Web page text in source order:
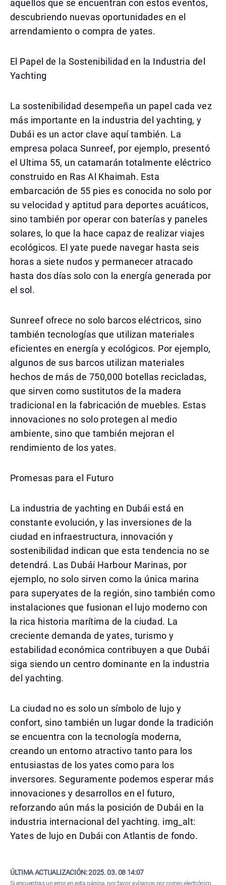
aquellos que se encuentran con estos eventos,
descubriendo nuevas oportunidades en el
arrendamiento o compra de yates.
El Papel de la Sostenibilidad en la Industria del
Yachting
La sostenibilidad desempeña un papel cada vez
más importante en la industria del yachting, y
Dubái es un actor clave aquí también. La
empresa polaca Sunreef, por ejemplo, presentó
el Ultima 55, un catamarán totalmente eléctrico
construido en Ras Al Khaimah. Esta
embarcación de 55 pies es conocida no solo por
su velocidad y aptitud para deportes acuáticos,
sino también por operar con baterías y paneles
solares, lo que la hace capaz de realizar viajes
ecológicos. El yate puede navegar hasta seis
horas a siete nudos y permanecer atracado
hasta dos días solo con la energía generada por
el sol.
Sunreef ofrece no solo barcos eléctricos, sino
también tecnologías que utilizan materiales
eficientes en energía y ecológicos. Por ejemplo,
algunos de sus barcos utilizan materiales
hechos de más de 750,000 botellas recicladas,
que sirven como sustitutos de la madera
tradicional en la fabricación de muebles. Estas
innovaciones no solo protegen al medio
ambiente, sino que también mejoran el
rendimiento de los yates.
Promesas para el Futuro
La industria de yachting en Dubái está en
constante evolución, y las inversiones de la
ciudad en infraestructura, innovación y
sostenibilidad indican que esta tendencia no se
detendrá. Las Dubái Harbour Marinas, por
ejemplo, no solo sirven como la única marina
para superyates de la región, sino también como
instalaciones que fusionan el lujo moderno con
la rica historia marítima de la ciudad. La
creciente demanda de yates, turismo y
estabilidad económica contribuyen a que Dubái
siga siendo un centro dominante en la industria
del yachting.
La ciudad no es solo un símbolo de lujo y
confort, sino también un lugar donde la tradición
se encuentra con la tecnología moderna,
creando un entorno atractivo tanto para los
entusiastas de los yates como para los
inversores. Seguramente podemos esperar más
innovaciones y desarrollos en el futuro,
reforzando aún más la posición de Dubái en la
industria internacional del yachting. img_alt:
Yates de lujo en Dubái con Atlantis de fondo.
ÚLTIMA ACTUALIZACIÓN:2025. 03. 08 14:07
Si encuentras un error en esta página, por favoravísanos por correo electrónico.